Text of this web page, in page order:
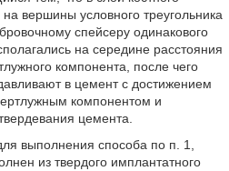
вершины условного треугольника
спейсеру одинакового
на середине расстояния
компонента, после чего
в цемент с достижением
компонентом и
цемента.
выполнения способа по п. 1,
из твердого имплантатного